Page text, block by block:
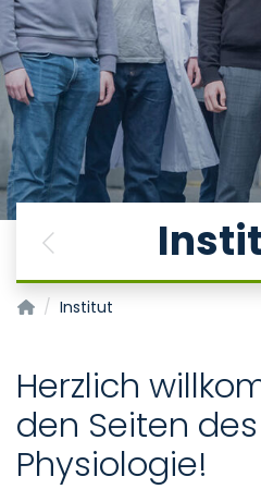
Previous
Institut für Physiologie
Institut
Herzlich
den Seiten
Physiologie!